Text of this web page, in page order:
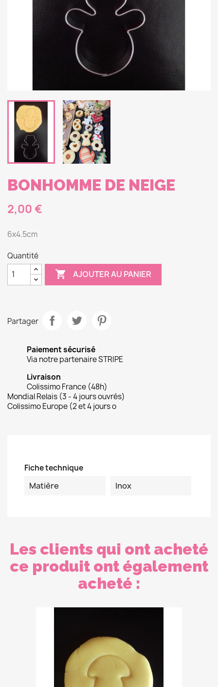
BONHOMME DE NEIGE
2,00 €
6x4.5cm
Quantité
 AJOUTER AU PANIER
Partager
Paiement sécurisé
Via notre partenaire STRIPE
Livraison
Colissimo France (48h)
Mondial Relais (3 - 4 jours ouvrés)
Colissimo Europe (2 et 4 jours o
Fiche technique
Matière Inox
Les clients qui ont acheté
ce produit ont également
acheté :